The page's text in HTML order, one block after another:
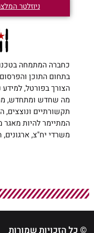
ניוזלטר
כחברה המתמחה
בתחום התוכן
הצורך בפורטל, למידע
מה שחדש ומתחדש,
תקשורתיים
המתיימר להיות מאגר
משרדי יח"צ, ארגונים,
© כל הזכויות שמורות